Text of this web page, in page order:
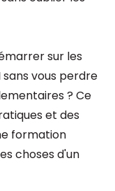
sur les
vous perdre
? Ce
et des
formation
choses d'un